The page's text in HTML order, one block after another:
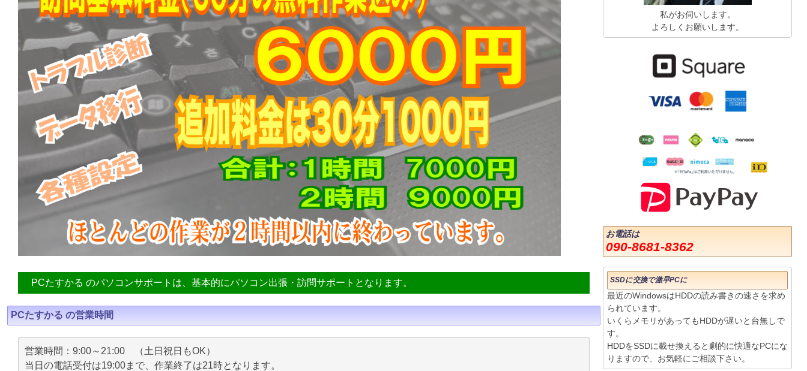
PCたすかる のパソコンサポートは、基本的にパソコン出張・訪問サポートとなります。
PCたすかる の営業時間
営業時間：9:00～21:00 （土日祝日もOK）
当日の電話受付は19:00まで、作業終了は21時となります。
私がお伺いします。
よろしくお願いします。
お電話は
090-8681-8362
SSDに交換で激早PCに
最近のWindowsはHDDの読み書きの速さを求め
られています。
いくらメモリがあってもHDDが遅いと台無しで
す。
HDDをSSDに載せ換えると劇的に快適なPCにな
りますので、お気軽にご相談下さい。